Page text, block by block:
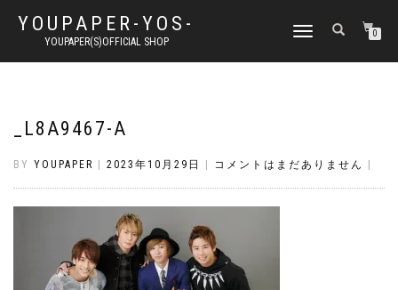
YOUPAPER-YOS-
YOUPAPER(S)OFFICIAL SHOP
ナ
ゲ
り
0
_L8A9467-A
BY YOUPAPER 2023年10月29日 コメントはまだありません